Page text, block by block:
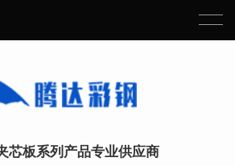
芯板系列产品专业供应商